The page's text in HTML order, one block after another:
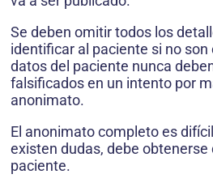
Se deben omitir todos los
identificar al paciente si no
datos del paciente nunca
falsificados en un intento por
anonimato.
El anonimato completo es
existen dudas, debe
paciente.